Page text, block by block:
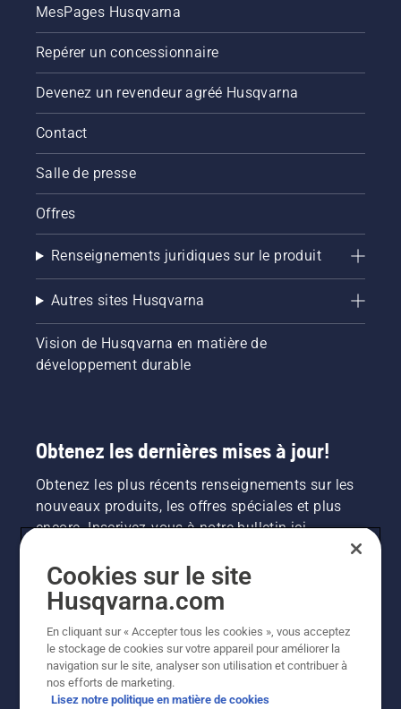
MesPages Husqvarna
Repérer un concessionnaire
Devenez un revendeur agréé Husqvarna
Contact
Salle de presse
Offres
Renseignements juridiques sur le produit
Autres sites Husqvarna
Vision de Husqvarna en matière de
développement durable
Obtenez les dernières mises à jour!
Obtenez les plus récents renseignements sur les
nouveaux produits, les offres spéciales et plus
encore. Inscrivez-vous à notre bulletin ici.
INSCRIPTION À LA NEWSLETTER
Cookies sur le site
Husqvarna.com
En cliquant sur « Accepter tous les cookies », vous acceptez
le stockage de cookies sur votre appareil pour améliorer la
navigation sur le site, analyser son utilisation et contribuer à
nos efforts de marketing.
Lisez notre politique en matière de cookies